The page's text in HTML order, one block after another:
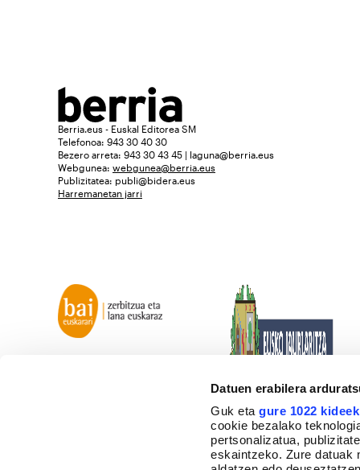
Datuen erabilera
Guk etagure 1022 kideek
cookie bezalako
pertsonalizatua,
eskaintzeko. Zure datuak
Berria.eus - Euskal Editorea SM
Telefonoa: 943 30 40 30
Bezero arreta: 943 30 43 45 | laguna@berria.eus
Webgunea: webgunea@berria.eus
Publizitatea: publi@bidera.eus
Harremanetan jarri